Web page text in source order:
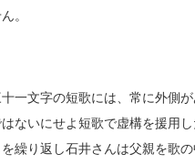
。
一文字の短歌には、常に外側
ないにせよ短歌で虚構を援用
繰り返し石井さんは父親を歌